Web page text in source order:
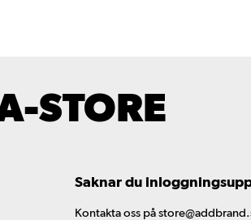
STORE
Saknar du
Kontakta oss på